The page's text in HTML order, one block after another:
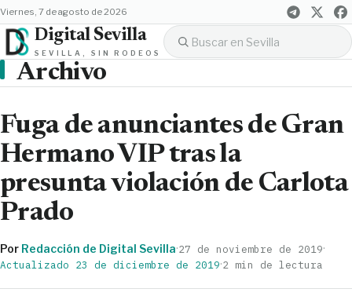
viernes, 7 de agosto de 2026
Digital Sevilla
SEVILLA, SIN RODEOS
Archivo
Fuga de anunciantes de Gran
Hermano VIP tras la
presunta violación de Carlota
Prado
Por Redacción de Digital Sevilla·27 de noviembre de 2019·
Actualizado 23 de diciembre de 2019·2 min de lectura